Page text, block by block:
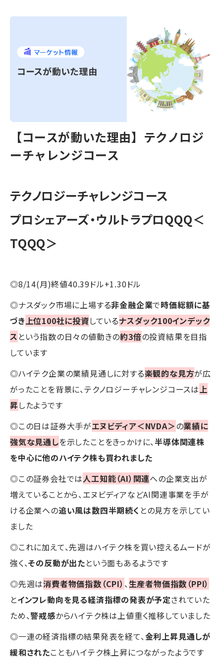
【コースが動いた理由】テクノロジ
ーチャレンジコース
テクノロジーチャレンジコース
プロシェアーズ・ウルトラプロQQQ＜
TQQQ＞
◎8/14(月)終値40.39ドル+1.30ドル
◎ナスダック市場に上場する非金融企業で時価総額に基
づき 上位100社に投資しているナスダック100インデック
ス という指数の日々の値動きの約3倍の投資結果を目指
しています
◎ハイテク企業の業績見通しに対する楽観的な見方が広
がったことを背景に、テクノロジーチャレンジコースは 上
昇したようです
◎この日は証券大手がエヌビディア＜NVDA＞の業績に
強気な見通しを示したことをきっかけに、半導体関連株
を中心に他のハイテク株も買われました
◎この証券会社では人工知能（AI）関連への企業支出が
増えていることから、エヌビディアなどAI関連事業を手が
ける企業への追い風は数四半期続く との見方を示してい
ました
◎これに加えて、先週はハイテク株を買い控えるムードが
強く、その反動が出たという面もあるようです
◎先週は消費者物価指数（CPI） 、生産者物価指数（PPI）
とインフレ動向を見る経済指標の発表が予定されていた
ため、警戒感からハイテク株は上値重く推移していました
◎一連の経済指標の結果発表を経て、金利上昇見通しが
緩和されたこともハイテク株上昇につながったようです